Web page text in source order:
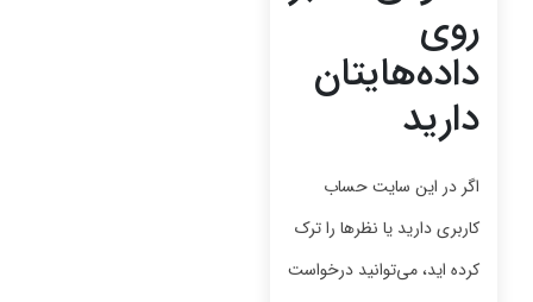
روی
داده‌هایتان
دارید
اگر در این سایت حساب
کاربری دارید یا نظرها را ترک
کرده اید، می‌توانید درخواست